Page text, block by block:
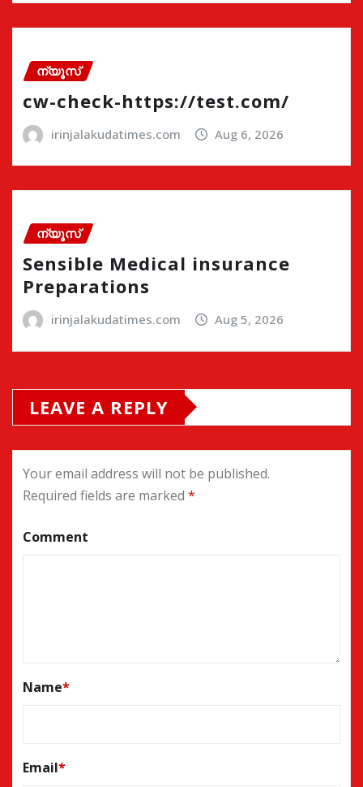
ന്യൂസ്
cw-check-https://test.com/
irinjalakudatimes.com Aug 6, 2026
ന്യൂസ്
Sensible Medical insurance
Preparations
irinjalakudatimes.com Aug 5, 2026
LEAVE A REPLY
Your email address will not be published.
Required fields are marked *
Comment
Name*
Email*